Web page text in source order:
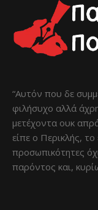
“Αυτόν που δε
φιλήσυχο αλλά
μετέχοντα ουκ
είπε ο Περικλής,
προσωπικότητες
παρόντος και,